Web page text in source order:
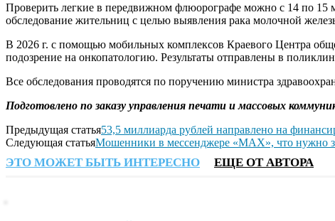
Проверить легкие в передвижном флюорографе можно с 14 по 15
обследование жительниц с целью выявления рака молочной
В 2026 г. с помощью мобильных комплексов Краевого Центра
подозрение на онкопатологию. Результаты отправлены в
Все обследования проводятся по поручению министра
Подготовлено по заказу управления печати и массовых
Предыдущая статья53,5 миллиарда рублей направлено на
Следующая статьяМошенники в мессенджере «МАХ», что нужно
ЭТО МОЖЕТ БЫТЬ ИНТЕРЕСНО ЕЩЕ ОТ АВТОРА